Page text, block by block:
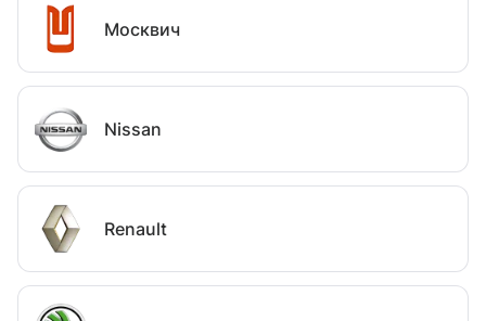
Москвич
Nissan
Renault